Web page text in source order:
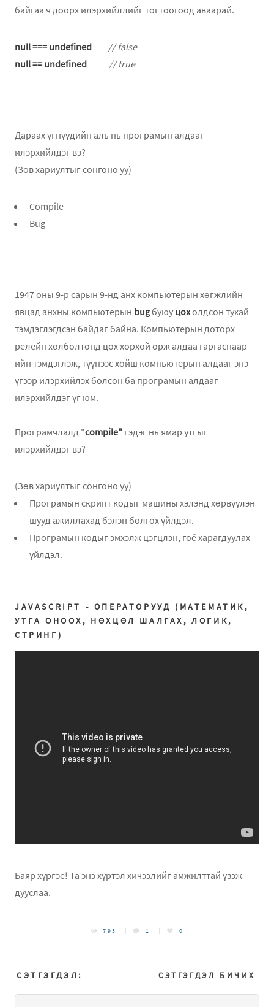
байгаа ч доорх илэрхийллийг тогтоогоод аваарай.
null === undefined
// false
null == undefined
// true
Дараах үгнүүдийн аль нь програмын алдааг
илэрхийлдэг вэ?
(Зөв хариултыг сонгоно уу)
Compile
Bug
1947 оны 9-р сарын 9-нд анх компьютерын хөгжлийн
явцад анхны компьютерын bugбуюу цохолдсон тухай
тэмдэглэгдсэн байдаг байна. Компьютерын доторх
релейн холболтонд цох хорхой орж алдаа гаргаснаар
ийн тэмдэглэж, түүнээс хойш компьютерын алдааг энэ
үгээр илэрхийлэх болсон ба програмын алдааг
илэрхийлдэг үг юм.
Програмчлалд "compile" гэдэг нь ямар утгыг
илэрхийлдэг вэ?
(Зөв хариултыг сонгоно уу)
Програмын скрипт кодыг машины хэлэнд хөрвүүлэн
шууд ажиллахад бэлэн болгох үйлдэл.
Програмын кодыг эмхэлж цэгцлэн, гоё харагдуулах
үйлдэл.
JAVASCRIPT - ОПЕРАТОРУУД (МАТЕМАТИК,
УТГА ОНООХ, НӨХЦӨЛ ШАЛГАХ, ЛОГИК,
СТРИНГ)
Баяр хүргэе! Та энэ хүртэл хичээлийг амжилттай үзэж
дууслаа.
793 1 0
СЭТГЭГДЭЛ БИЧИХ
СЭТГЭГДЭЛ: